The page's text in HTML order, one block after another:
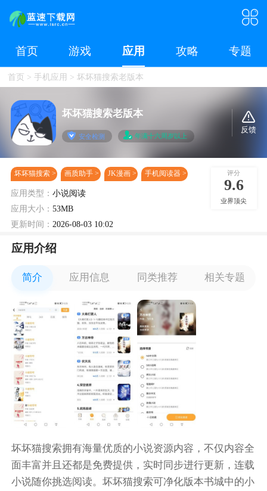
首页 游戏 应用 攻略 专题
首页 > 手机应用 > 坏坏猫搜索老版本
坏坏猫搜索老版本
安全检测 年满十六周岁以上
反馈
坏坏猫搜索 画质助手 JK漫画 手机阅读器
应用类型： 小说阅读
应用大小： 53MB
更新时间： 2026-08-03 10:02
评分
9.6
业界顶尖
应用介绍
简介 应用信息 同类推荐 相关专题
坏坏猫搜索拥有海量优质的小说资源内容，不仅内容全
面丰富并且还都是免费提供，实时同步进行更新，连载
小说随你挑选阅读。坏坏猫搜索可净化版本书城中的小